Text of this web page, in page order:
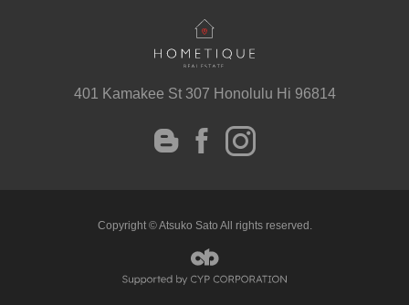
401 Kamakee St 307 Honolulu Hi 96814
Blog Facebookinstagram
Copyright © Atsuko Sato All rights reserved.